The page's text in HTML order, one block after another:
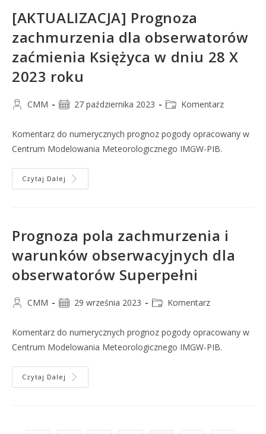
[AKTUALIZACJA] Prognoza
zachmurzenia dla obserwatorów
zaćmienia Księżyca w dniu 28 X
2023 roku
CMM 27 października 2023 Komentarz
Komentarz do numerycznych prognoz pogody opracowany w
Centrum Modelowania Meteorologicznego IMGW-PIB.
Czytaj Dalej
Prognoza pola zachmurzenia i
warunków obserwacyjnych dla
obserwatorów Superpełni
CMM 29 września 2023 Komentarz
Komentarz do numerycznych prognoz pogody opracowany w
Centrum Modelowania Meteorologicznego IMGW-PIB.
Czytaj Dalej